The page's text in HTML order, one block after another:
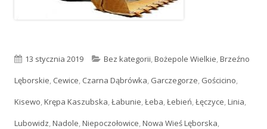
Opublikowano
13 stycznia 2019 Kategorie
Bez kategorii,Bożepole Wielkie,Brzeźno
Lęborskie, Cewice, Czarna Dąbrówka, Garczegorze, Gościcino,
Kisewo,Krępa Kaszubska,Łabunie,Łeba,Łebień,Łęczyce,Linia,
Lubowidz,Nadole,Niepoczołowice,Nowa Wieś Lęborska,